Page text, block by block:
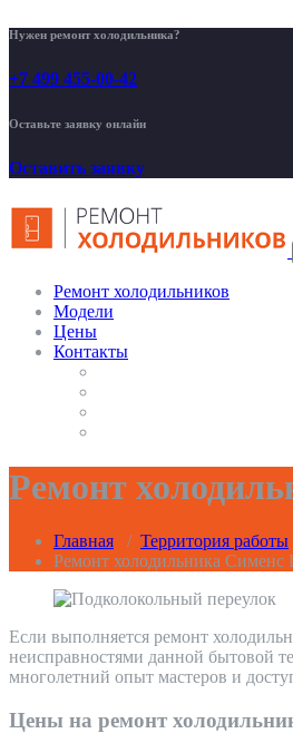
Нужен ремонт холодильника?
+7 499 455-00-42
Оставьте заявку онлайн
Оставить заявку
Ремонт холодильников
Модели
Цены
Контакты
Ремонт
Главная / Территория работы
Ремонт холодильника Сименс
Если выполняется ремонт
неисправностями данной бытовой
многолетний опыт мастеров и
Цены на ремонт